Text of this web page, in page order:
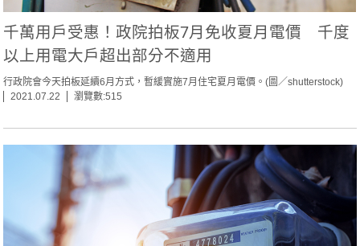
千萬用戶受惠！政院拍板7月免收夏月電價 千度
以上用電大戶超出部分不適用
行政院會今天拍板延續6月方式，暫緩實施7月住宅夏月電價。(圖／shutterstock)
2021.07.22
瀏覽數:515